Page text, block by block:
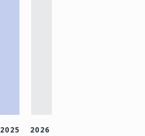
2025 2026